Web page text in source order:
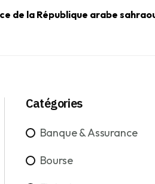
de la République arabe
Catégories
Banque & Assurance
Bourse